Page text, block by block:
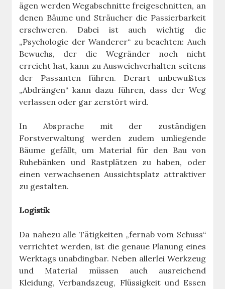
ägen werden Wegabschnitte freigeschnitten, an
denen Bäume und Sträucher die Passierbarkeit
erschweren. Dabei ist auch wichtig die
„Psychologie der Wanderer“ zu beachten: Auch
Bewuchs, der die Wegränder noch nicht
erreicht hat, kann zu Ausweichverhalten seitens
der Passanten führen. Derart unbewußtes
„Abdrängen“ kann dazu führen, dass der Weg
verlassen oder gar zerstört wird.
In Absprache mit der zuständigen
Forstverwaltung werden zudem umliegende
Bäume gefällt, um Material für den Bau von
Ruhebänken und Rastplätzen zu haben, oder
einen verwachsenen Aussichtsplatz attraktiver
zu gestalten.
Logistik
Da nahezu alle Tätigkeiten „fernab vom Schuss“
verrichtet werden, ist die genaue Planung eines
Werktags unabdingbar. Neben allerlei Werkzeug
und Material müssen auch ausreichend
Kleidung, Verbandszeug, Flüssigkeit und Essen